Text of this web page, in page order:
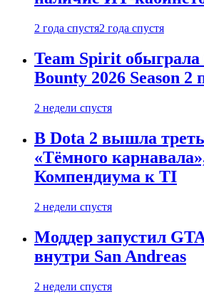
2 года спустя2 года спустя
Team Spirit
Bounty 2026 Season 2
2 недели спустя
В Dota 2 вышла
«Тёмного
Компендиума к TI
2 недели спустя
Моддер запустил
внутри San Andreas
2 недели спустя